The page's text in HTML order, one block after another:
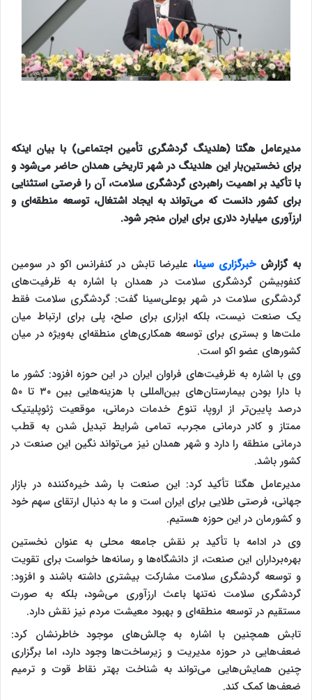
مدیرعامل هگتا (هلدینگ گردشگری تأمین اجتماعی) با بیان اینکه
برای نخستین‌بار این هلدینگ در شهر تاریخی همدان حاضر می‌شود و
با تأکید بر اهمیت راهبردی گردشگری سلامت، آن را فرصتی استثنایی
برای کشور دانست که می‌تواند به ایجاد اشتغال، توسعه منطقه‌ای و
ارزآوری میلیارد دلاری برای ایران منجر شود.
به گزارش خبرگزاری سینا، علیرضا تابش در کنفرانس اکو در سومین
کنفوبیشن گردشگری سلامت در همدان با اشاره به ظرفیت‌های
گردشگری سلامت در شهر بوعلی‌سینا گفت: گردشگری سلامت فقط
یک صنعت نیست، بلکه ابزاری برای صلح، پلی برای ارتباط میان
ملت‌ها و بستری برای توسعه همکاری‌های منطقه‌ای به‌ویژه در میان
کشورهای عضو اکو است.
وی با اشاره به ظرفیت‌های فراوان ایران در این حوزه افزود: کشور ما
با دارا بودن بیمارستان‌های بین‌المللی با هزینه‌هایی بین ۳۰ تا ۵۰
درصد پایین‌تر از اروپا، تنوع خدمات درمانی، موقعیت ژئوپلیتیک
ممتاز و کادر درمانی مجرب، تمامی شرایط تبدیل شدن به قطب
درمانی منطقه را دارد و شهر همدان نیز می‌تواند نگین این صنعت در
کشور باشد.
مدیرعامل هگتا تأکید کرد: این صنعت با رشد خیره‌کننده در بازار
جهانی، فرصتی طلایی برای ایران است و ما به دنبال ارتقای سهم خود
و کشورمان در این حوزه هستیم.
وی در ادامه با تأکید بر نقش جامعه محلی به عنوان نخستین
بهره‌برداران این صنعت، از دانشگاه‌ها و رسانه‌ها خواست برای تقویت
و توسعه گردشگری سلامت مشارکت بیشتری داشته باشند و افزود:
گردشگری سلامت نه‌تنها باعث ارزآوری می‌شود، بلکه به صورت
مستقیم در توسعه منطقه‌ای و بهبود معیشت مردم نیز نقش دارد.
تابش همچنین با اشاره به چالش‌های موجود خاطرنشان کرد:
ضعف‌هایی در حوزه مدیریت و زیرساخت‌ها وجود دارد، اما برگزاری
چنین همایش‌هایی می‌تواند به شناخت بهتر نقاط قوت و ترمیم
ضعف‌ها کمک کند.